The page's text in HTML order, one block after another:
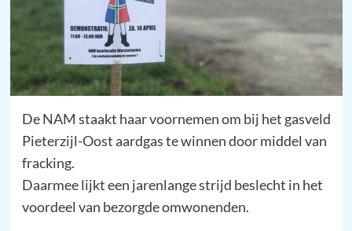
De NAM staakt haar voornemen om bij het gasveld
Pieterzijl-Oost aardgas te winnen door middel van
fracking.
Daarmee lijkt een jarenlange strijd beslecht in het
voordeel van bezorgde omwonenden.